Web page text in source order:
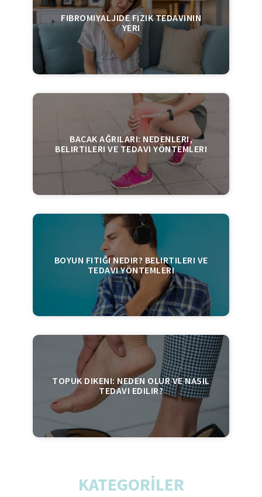
FIBROMIYALJIDE FIZIK TEDAVININ
YERI
BACAK AĞRILARI: NEDENLERI,
BELIRTILERI VE TEDAVI YÖNTEMLERI
BOYUN FITIĞI NEDIR? BELIRTILERI VE
TEDAVI YÖNTEMLERI
TOPUK DIKENI: NEDEN OLUR VE NASIL
TEDAVI EDILIR?
KATEGORİLER